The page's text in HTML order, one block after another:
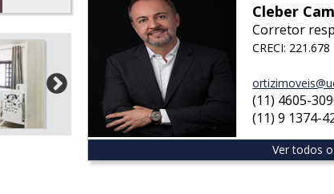
Cleber
Corretor
CRECI: 221.678
(11) 4605-
(11) 9 1374-
Ver todos